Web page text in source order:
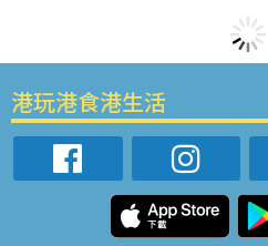
港玩港食港生活